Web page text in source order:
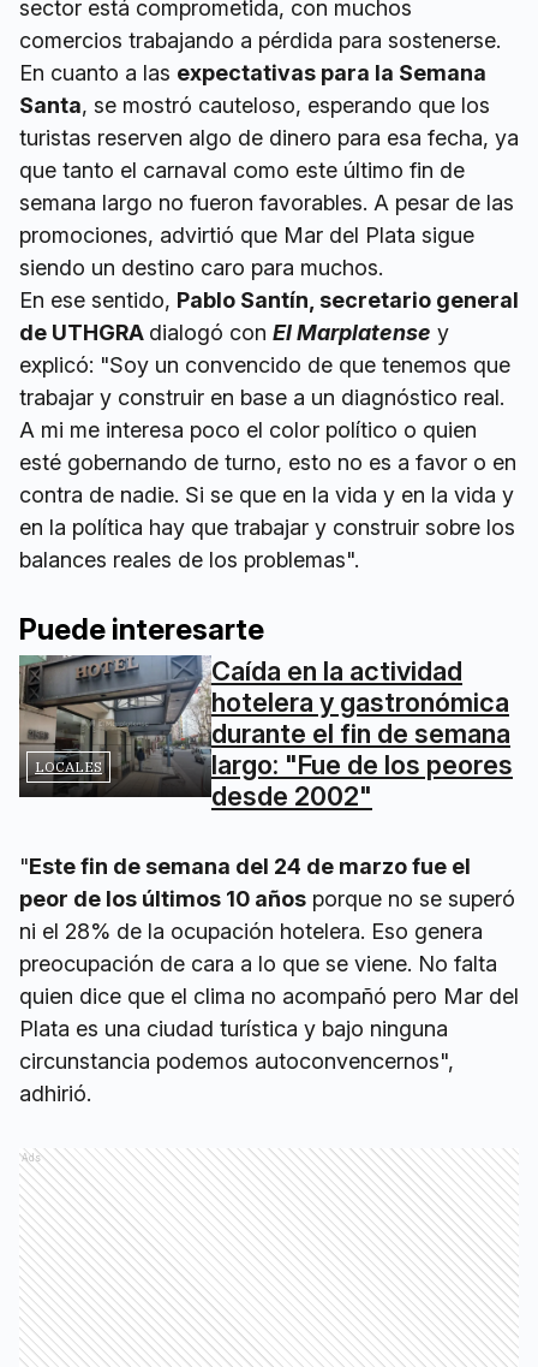
sector está comprometida, con muchos
comercios trabajando a pérdida para sostenerse.
En cuanto a las expectativas para la Semana
Santa, se mostró cauteloso, esperando que los
turistas reserven algo de dinero para esa fecha, ya
que tanto el carnaval como este último fin de
semana largo no fueron favorables. A pesar de las
promociones, advirtió que Mar del Plata sigue
siendo un destino caro para muchos.
En ese sentido, Pablo Santín, secretario general
de UTHGRA dialogó con El Marplatense y
explicó: "Soy un convencido de que tenemos que
trabajar y construir en base a un diagnóstico real.
A mi me interesa poco el color político o quien
esté gobernando de turno, esto no es a favor o en
contra de nadie. Si se que en la vida y en la vida y
en la política hay que trabajar y construir sobre los
balances reales de los problemas".
Puede interesarte
LOCALES
Caída en la actividad
hotelera y gastronómica
durante el fin de semana
largo: "Fue de los peores
desde 2002"
"Este fin de semana del 24 de marzo fue el
peor de los últimos 10 años porque no se superó
ni el 28% de la ocupación hotelera. Eso genera
preocupación de cara a lo que se viene. No falta
quien dice que el clima no acompañó pero Mar del
Plata es una ciudad turística y bajo ninguna
circunstancia podemos autoconvencernos",
adhirió.
Ads